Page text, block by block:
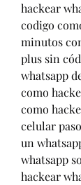
hackear
codigo
minutos
plus sin
whatsapp
como
como
celular
un
whatsapp
hackear